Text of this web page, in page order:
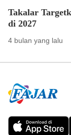
Takalar
di 2027
4 bulan yang lalu